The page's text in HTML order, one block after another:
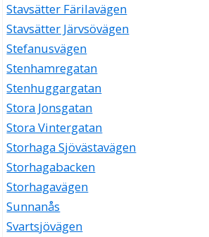
Stavsätter Färilavägen
Stavsätter Järvsövägen
Stefanusvägen
Stenhamregatan
Stenhuggargatan
Stora Jonsgatan
Stora Vintergatan
Storhaga Sjövästavägen
Storhagabacken
Storhagavägen
Sunnanås
Svartsjövägen